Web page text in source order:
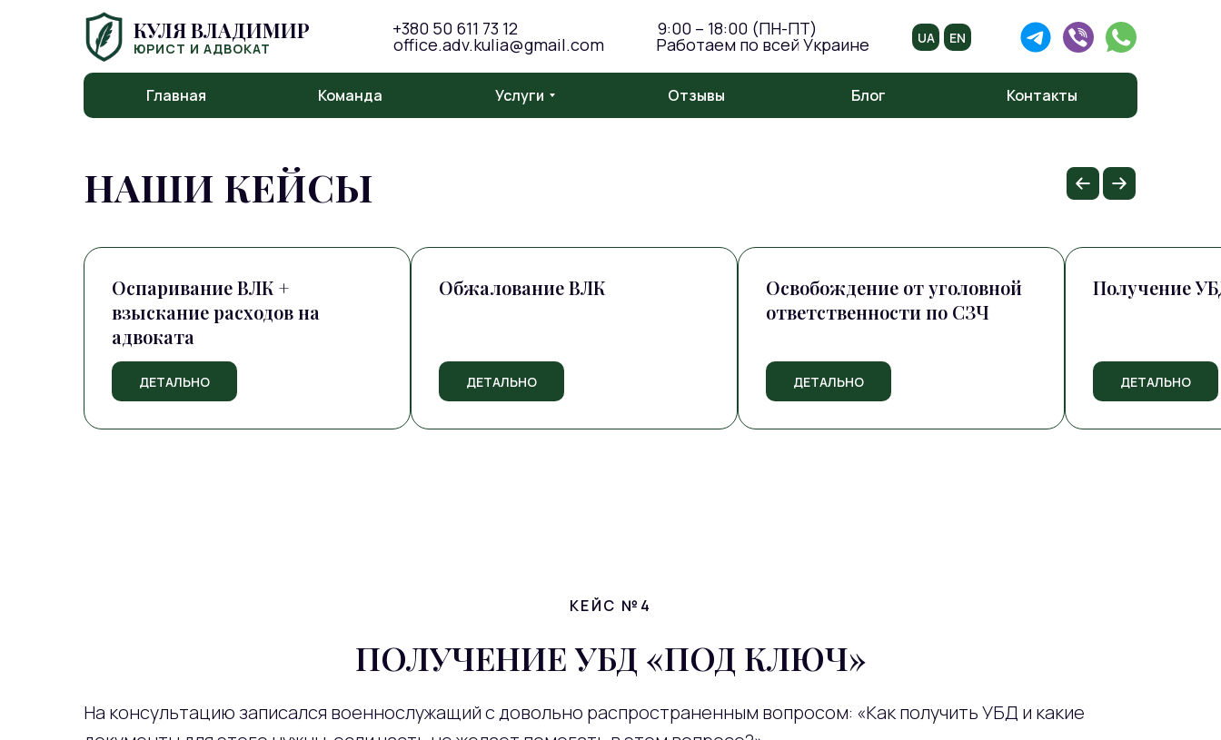
Контакты
Блог
Отзывы
Главная Услуги
Команда
КУЛЯ ВЛАДИМИР
ЮРИСТ И АДВОКАТ office.adv.kulia@gmail.com
+380 50 611 73 12
Работаем по всей Украине
9:00 – 18:00 (ПН-ПТ) UA EN
НАШИ КЕЙСЫ
Оспаривание ВЛК +
взыскание расходов на
адвоката
ДЕТАЛЬНО
Обжалование ВЛК
ДЕТАЛЬНО
Освобождение от уголовной
ответственности по СЗЧ
ДЕТАЛЬНО
Получение
ДЕТАЛЬНО
КЕЙС №4
ПОЛУЧЕНИЕ УБД «ПОД КЛЮЧ»
На консультацию записался военнослужащий с довольно распространенным вопросом: «Как получить УБД и какие